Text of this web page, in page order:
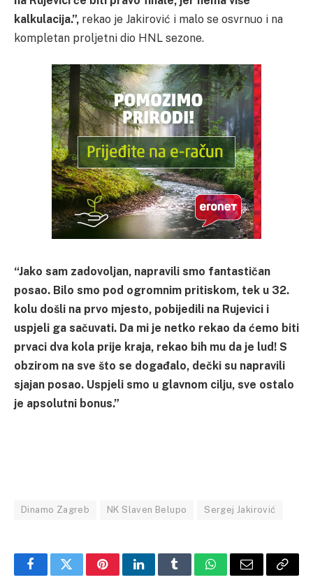
kalkulacija.”, rekao je Jakirović i malo se osvrnuo i na
kompletan proljetni dio HNL sezone.
“Jako sam zadovoljan, napravili smo fantastičan
posao. Bilo smo pod ogromnim pritiskom, tek u 32.
kolu došli na prvo mjesto, pobijedili na Rujevici i
uspjeli ga sačuvati. Da mi je netko rekao da ćemo biti
prvaci dva kola prije kraja, rekao bih mu da je lud! S
obzirom na sve što se događalo, dečki su napravili
sjajan posao. Uspjeli smo u glavnom cilju, sve ostalo
je apsolutni bonus.”
Dinamo Zagreb NK Slaven Belupo Sergej Jakirović
FacebookTwitterPinterestLinkedInTumblrWhatsApp
Email Copy